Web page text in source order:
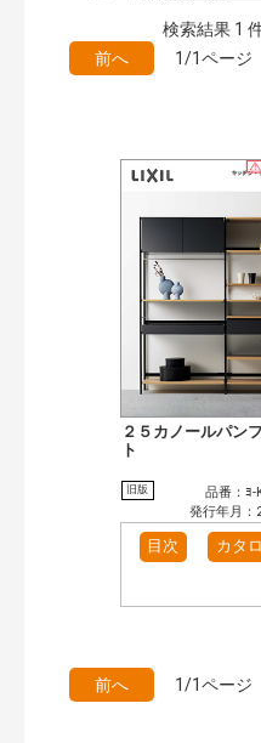
絞り込
キーワード検索（あいまい）
おすすめハッシュタグ
まずはここから（1）
リフォームおすすめ（4）
窓・シャッター（2）
インテリア建材（1）
発行年で検索
検索結果 1
前へ
1/1ペー
２５カノールパン
ト
旧版
品番：ﾖ-
発行年月：
目次 カタ
前へ 1/1ペー